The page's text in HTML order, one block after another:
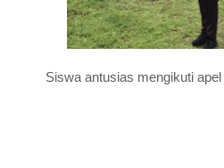
Siswa antusias mengikuti